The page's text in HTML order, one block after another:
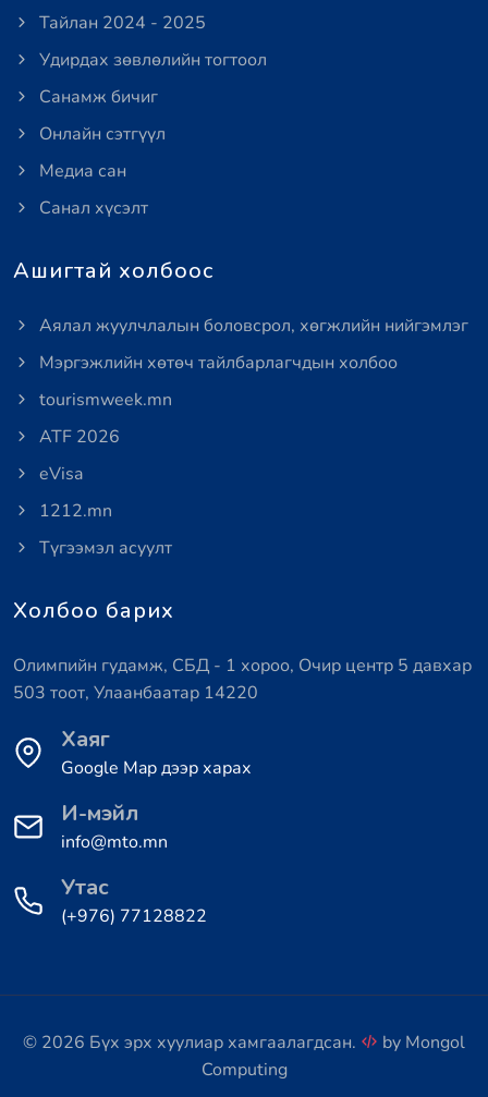
Тайлан 2024 - 2025
Удирдах зөвлөлийн тогтоол
Санамж бичиг
Онлайн сэтгүүл
Медиа сан
Санал хүсэлт
Ашигтай холбоос
Аялал жуулчлалын боловсрол, хөгжлийн нийгэмлэг
Мэргэжлийн хөтөч тайлбарлагчдын холбоо
tourismweek.mn
ATF 2026
eVisa
1212.mn
Түгээмэл асуулт
Холбоо барих
Олимпийн гудамж, СБД - 1 хороо, Очир центр 5 давхар
503 тоот, Улаанбаатар 14220
Хаяг
Google Map дээр харах
И-мэйл
info@mto.mn
Утас
(+976) 77128822
© 2026 Бүх эрх хуулиар хамгаалагдсан. by Mongol
Computing